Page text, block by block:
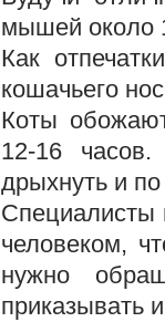
мышей около
Как
кошачьего
Коты
12-16 часов.
дрыхнуть и
Специалисты
человеком,
нужно
приказывать